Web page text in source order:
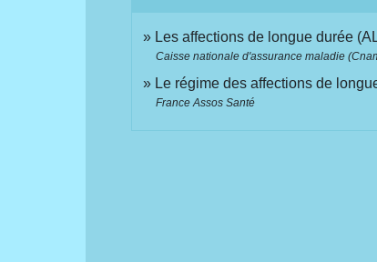
Les affections de longue durée
Caisse nationale d'assurance maladie
Le régime des affections de
France Assos Santé